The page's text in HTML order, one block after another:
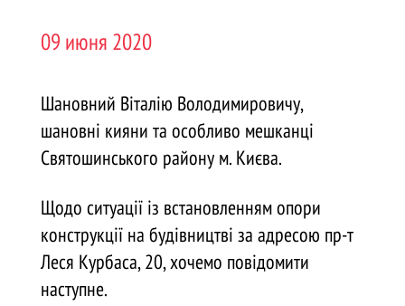
09 июня 2020
Шановний Віталію Володимировичу,
шановні кияни та особливо мешканці
Святошинського району м. Києва.
Щодо ситуації із встановленням опори
конструкції на будівництві за адресою пр-т
Леся Курбаса, 20, хочемо повідомити
наступне.